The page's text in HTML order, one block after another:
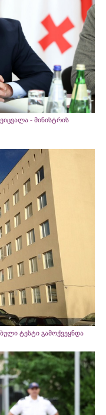
- მინისტრის
ტესტი გამოქვეყნდა